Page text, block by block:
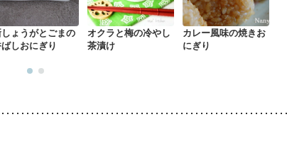
ょうがとごまの
しおにぎり
オクラと梅の冷やし
茶漬け
カレー風味の焼きお
にぎり